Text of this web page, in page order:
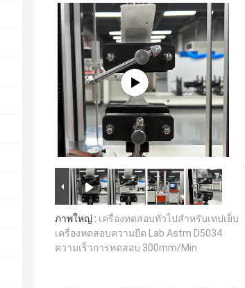
ภาพใหญ่ : เครื่องทดสอบทั่วไปสําหรับเทปเย็บ
เครื่องทดสอบความยืด Lab Astm D5034
ความเร็วการทดสอบ 300mm/Min